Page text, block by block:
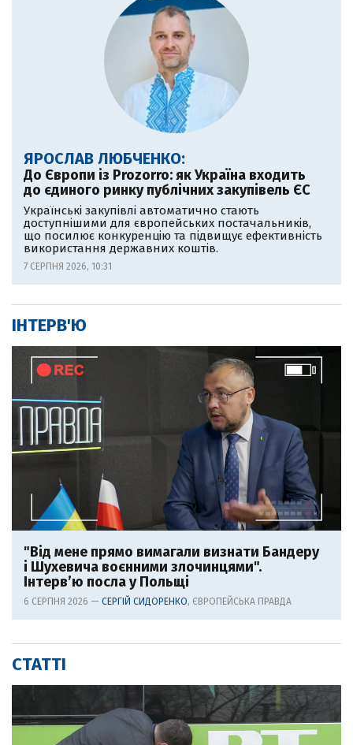
ЯРОСЛАВ ЛЮБЧЕНКО:
До Європи із Prozorro: як Україна входить
до єдиного ринку публічних закупівель ЄС
Українські закупівлі автоматично стають
доступнішими для європейських постачальників,
що посилює конкуренцію та підвищує ефективність
використання державних коштів.
7 СЕРПНЯ 2026, 10:31
ІНТЕРВ'Ю
"Від мене прямо вимагали визнати Бандеру
і Шухевича воєнними злочинцями".
Інтерв’ю посла у Польщі
6 СЕРПНЯ 2026 — СЕРГІЙ СИДОРЕНКО, ЄВРОПЕЙСЬКА ПРАВДА
СТАТТІ